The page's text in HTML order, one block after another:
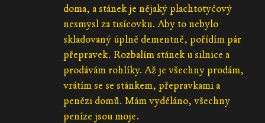
doma, a stánek je nějaký plachtotyčový
nesmysl za tisícovku. Aby to nebylo
skladovaný úplně dementně, pořídím pár
přepravek. Rozbalím stánek u silnice a
prodávám rohlíky. Až je všechny prodám,
vrátím se se stánkem, přepravkami a
penězi domů. Mám vyděláno, všechny
peníze jsou moje.